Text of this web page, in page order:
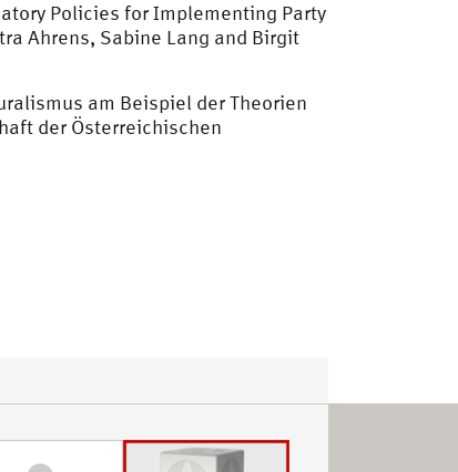
Policies for Implementing Party
Ahrens, Sabine Lang and Birgit
am Beispiel der Theorien
der Österreichischen